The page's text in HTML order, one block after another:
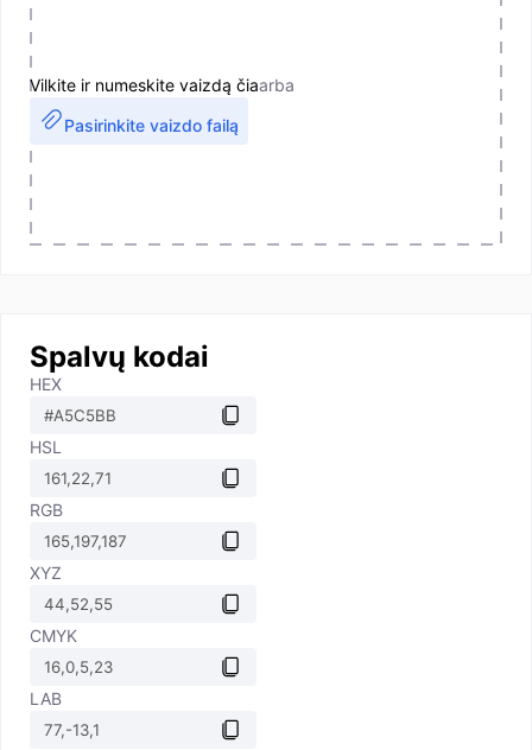
Vilkite ir numeskite vaizdą čiaarba
Pasirinkite vaizdo failą
Spalvų kodai
HEX
HSL
RGB
XYZ
CMYK
LAB